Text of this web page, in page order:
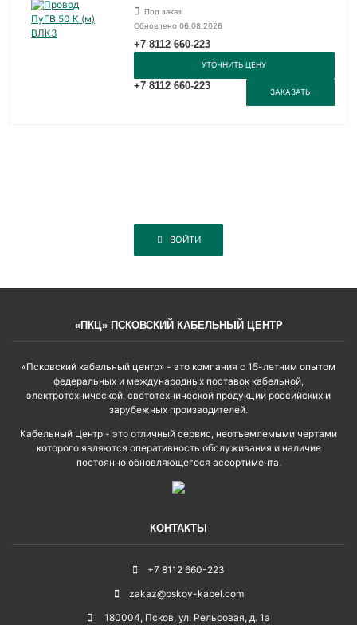
Под заказ
Обновлено 06.08.2026
+7 8112 660-223
УТОЧНИТЬ ЦЕНУ
+7 8112 660-223
ЗАКАЗАТЬ
ВОЙТИ
«ПКЦ» ПСКОВСКИЙ КАБЕЛЬНЫЙ ЦЕНТР
«Псковский кабельный центр» - это компания с 15-летним опытом
федеральных и международных поставок кабельной,
электротехнической, светотехнической продукции российских и
зарубежных производителей.
Кабельный Центр - это отличный сервис, неотъемлемыми чертами
которого являются оперативность обслуживания и наличие
постоянно обновляющегося ассортимента.
КОНТАКТЫ
+7 8112 660-223
zakaz@pskov-kabel.com
180004, Псков, ул. Рельсовая, д. 1а